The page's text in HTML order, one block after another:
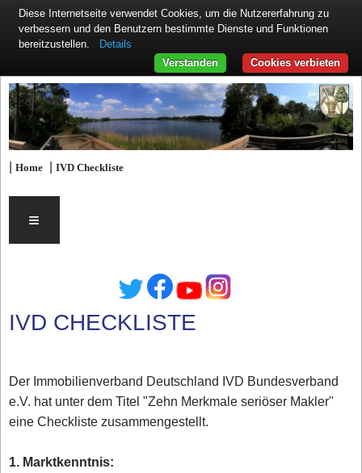
|Home |IVD Checkliste
≡
IVD CHECKLISTE
Der Immobilienverband Deutschland IVD Bundesverband
e.V. hat unter dem Titel "Zehn Merkmale seriöser Makler"
eine Checkliste zusammengestellt.
1. Marktkenntnis:
Diese Internetseite verwendet Cookies, um die Nutzererfahrung zu
verbessern und den Benutzern bestimmte Dienste und Funktionen
bereitzustellen.
Details
Cookies verbieten
Verstanden